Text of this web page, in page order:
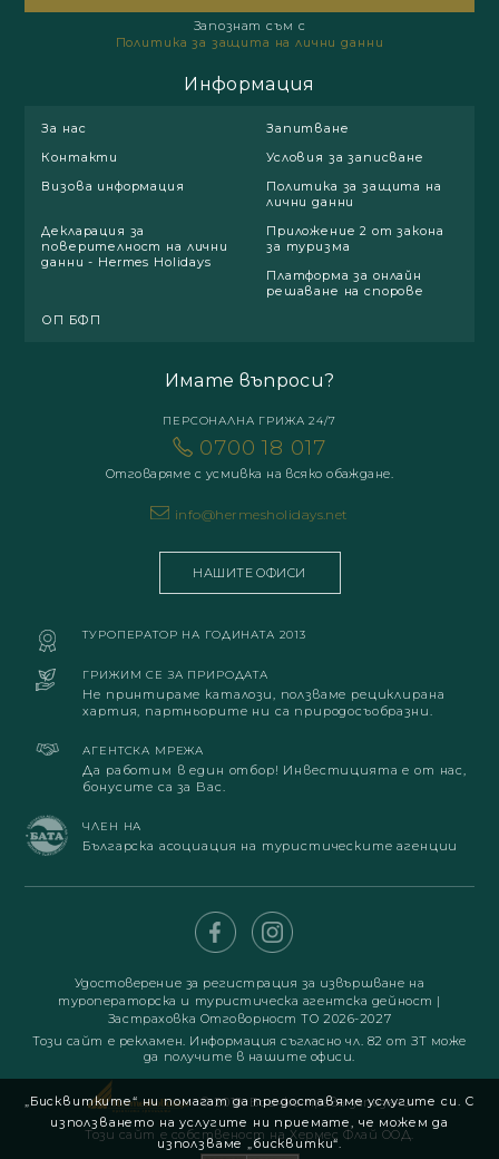
Запознат съм с
Политика за защита на лични данни
Информация
За нас
Запитване
Контакти
Условия за записване
Визова информация
Политика за защита на
лични данни
Декларация за
поверителност на лични
данни - Hermes Holidays
Приложение 2 от закона
за туризма
Платформа за онлайн
решаване на спорове
ОП БФП
Имате въпроси?
ПЕРСОНАЛНА ГРИЖА 24/7
0700 18 017
Отговаряме с усмивка на всяко обаждане.
info@hermesholidays.net
НАШИТЕ ОФИСИ
ТУРОПЕРАТОР НА ГОДИНАТА 2013
ГРИЖИМ СЕ ЗА ПРИРОДАТА
Не принтираме каталози, ползваме рециклирана
хартия, партньорите ни са природосъобразни.
АГЕНТСКА МРЕЖА
Да работим в един отбор! Инвестицията е от нас,
бонусите са за Вас.
ЧЛЕН НА
Българска асоциация на туристическите агенции
Удостоверение за регистрация за извършване на
туроператорска и туристическа агентска дейност |
Застраховка Отговорност ТО 2026-2027
Този сайт е рекламен. Информация съгласно чл. 82 от ЗТ може
да получите в нашите офиси.
© 2019. Всички права запазени
Този сайт е собственост на Хермес Флай ООД.
„Бисквитките“ ни помагат да предоставяме услугите си. С
използването на услугите ни приемате, че можем да
използваме „бисквитки“.